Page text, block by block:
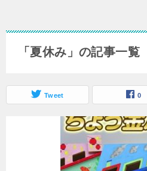
「夏休み」の記事一覧
Tweet 0